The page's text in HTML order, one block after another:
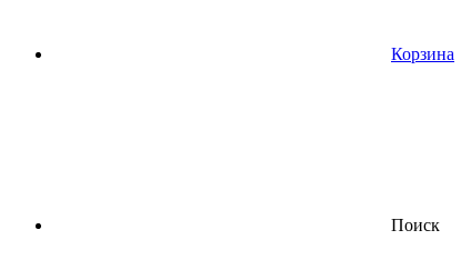
Корзина
Поиск